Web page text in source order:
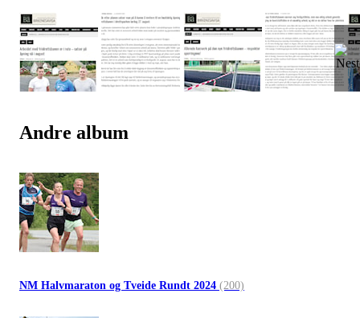
Andre album
NM Halvmaraton og Tveide Rundt 2024 (200)